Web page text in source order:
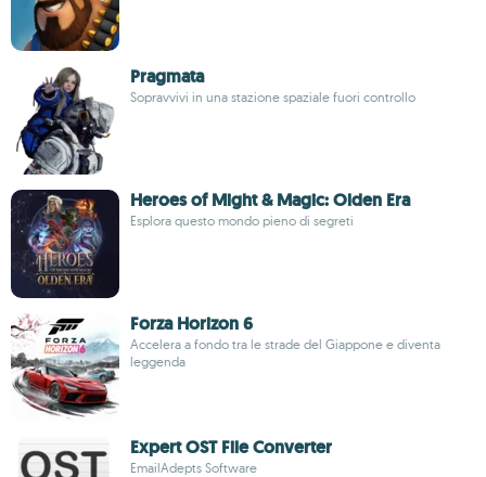
Pragmata
Sopravvivi in una stazione spaziale fuori controllo
Heroes of Might & Magic: Olden Era
Esplora questo mondo pieno di segreti
Forza Horizon 6
Accelera a fondo tra le strade del Giappone e diventa
leggenda
Expert OST File Converter
EmailAdepts Software